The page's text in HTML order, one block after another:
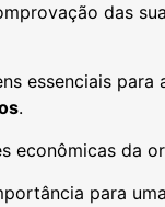
das
essenciais para
.
econômicas da
para